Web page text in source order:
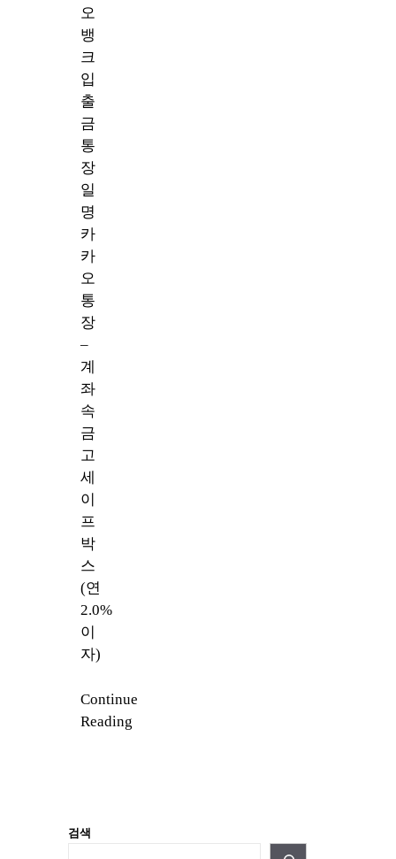
오
뱅
크
입
출
금
통
장
일
명
카
카
오
통
장
–
계
좌
속
금
고
세
이
프
박
스
(연
2.0%
이
자)
Continue
Reading
검색